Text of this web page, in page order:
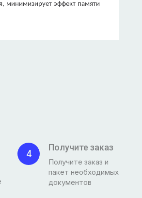
минимизирует эффект памяти
4
Получите заказ
Получите заказ и
пакет необходимых
документов